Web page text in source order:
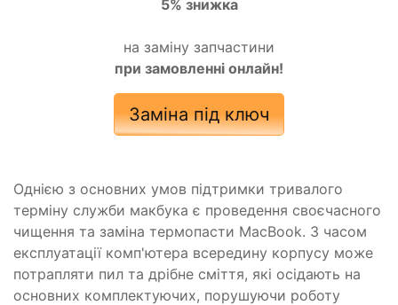
5% знижка
на заміну запчастини
при замовленні онлайн!
Заміна під ключ
Однією з основних умов підтримки тривалого
терміну служби макбука є проведення своєчасного
чищення та заміна термопасти MacBook. З часом
експлуатації комп'ютера всередину корпусу може
потрапляти пил та дрібне сміття, які осідають на
основних комплектуючих, порушуючи роботу